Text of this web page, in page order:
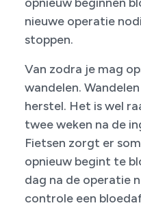
nieuwe operatie
stoppen.
Van zodra je mag
wandelen.
herstel. Het is wel
twee weken na de
Fietsen zorgt er
opnieuw begint te
dag na de operatie
controle een